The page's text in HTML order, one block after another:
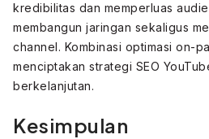
kredibilitas dan memperluas
membangun jaringan sekaligus
channel. Kombinasi optimasi on-
menciptakan strategi SEO
berkelanjutan.
Kesimpulan